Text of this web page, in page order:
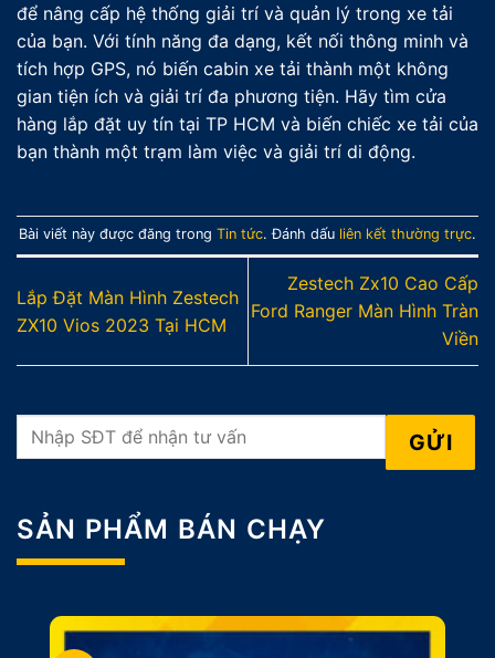
để nâng cấp hệ thống giải trí và quản lý trong xe tải
của bạn. Với tính năng đa dạng, kết nối thông minh và
tích hợp GPS, nó biến cabin xe tải thành một không
gian tiện ích và giải trí đa phương tiện. Hãy tìm cửa
hàng lắp đặt uy tín tại TP HCM và biến chiếc xe tải của
bạn thành một trạm làm việc và giải trí di động.
Bài viết này được đăng trong Tin tức. Đánh dấu liên kết thường trực.
Lắp Đặt Màn Hình Zestech
ZX10 Vios 2023 Tại HCM
Zestech Zx10 Cao Cấp
Ford Ranger Màn Hình Tràn
Viền
SẢN PHẨM BÁN CHẠY